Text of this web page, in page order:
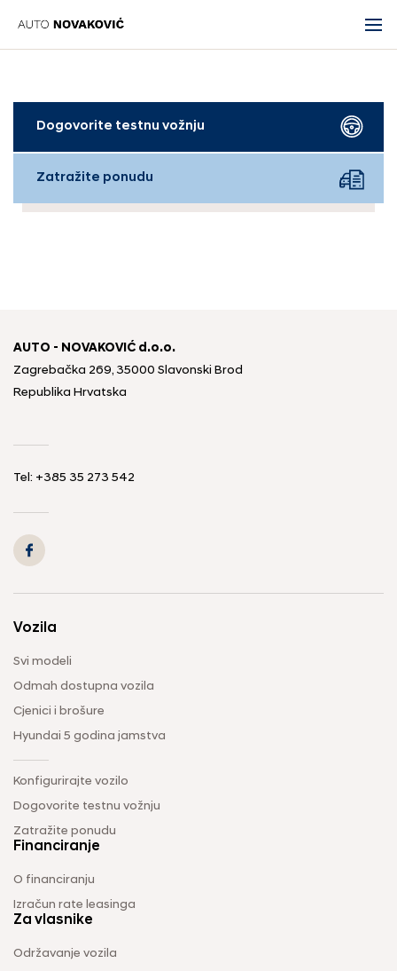
Dogovorite testnu vožnju
Zatražite ponudu
AUTO - NOVAKOVIĆ d.o.o.
Zagrebačka 269, 35000 Slavonski Brod
Republika Hrvatska
Tel: +385 35 273 542
Vozila
Svi modeli
Odmah dostupna vozila
Cjenici i brošure
Hyundai 5 godina jamstva
Konfigurirajte vozilo
Dogovorite testnu vožnju
Zatražite ponudu
Financiranje
O financiranju
Izračun rate leasinga
Za vlasnike
Održavanje vozila